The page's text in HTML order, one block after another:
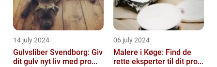
14 july 2024
Gulvsliber Svendborg: Giv
dit gulv nyt liv med pro...
06 july 2024
Malere i Køge: Find de
rette eksperter til dit pro...